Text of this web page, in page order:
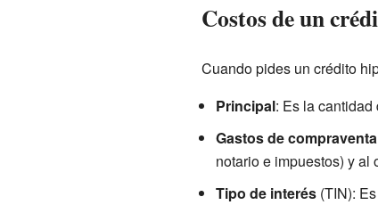
Costos de un
Cuando pides un crédito
Principal: Es la cantidad
Gastos de
notario e impuestos) y al
Tipo de interés(TIN): Es